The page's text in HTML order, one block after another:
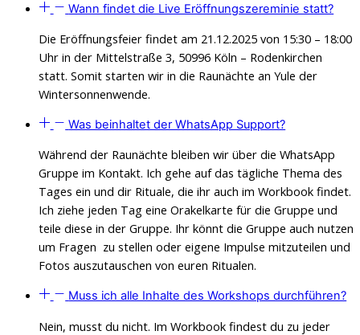
Wann findet die Live Eröffnungszereminie statt?
Die Eröffnungsfeier findet am 21.12.2025 von 15:30 – 18:00
Uhr in der Mittelstraße 3, 50996 Köln – Rodenkirchen
statt. Somit starten wir in die Raunächte an Yule der
Wintersonnenwende.
Was beinhaltet der WhatsApp Support?
Während der Raunächte bleiben wir über die WhatsApp
Gruppe im Kontakt. Ich gehe auf das tägliche Thema des
Tages ein und dir Rituale, die ihr auch im Workbook findet.
Ich ziehe jeden Tag eine Orakelkarte für die Gruppe und
teile diese in der Gruppe. Ihr könnt die Gruppe auch nutzen
um Fragen zu stellen oder eigene Impulse mitzuteilen und
Fotos auszutauschen von euren Ritualen.
Muss ich alle Inhalte des Workshops durchführen?
Nein, musst du nicht. Im Workbook findest du zu jeder